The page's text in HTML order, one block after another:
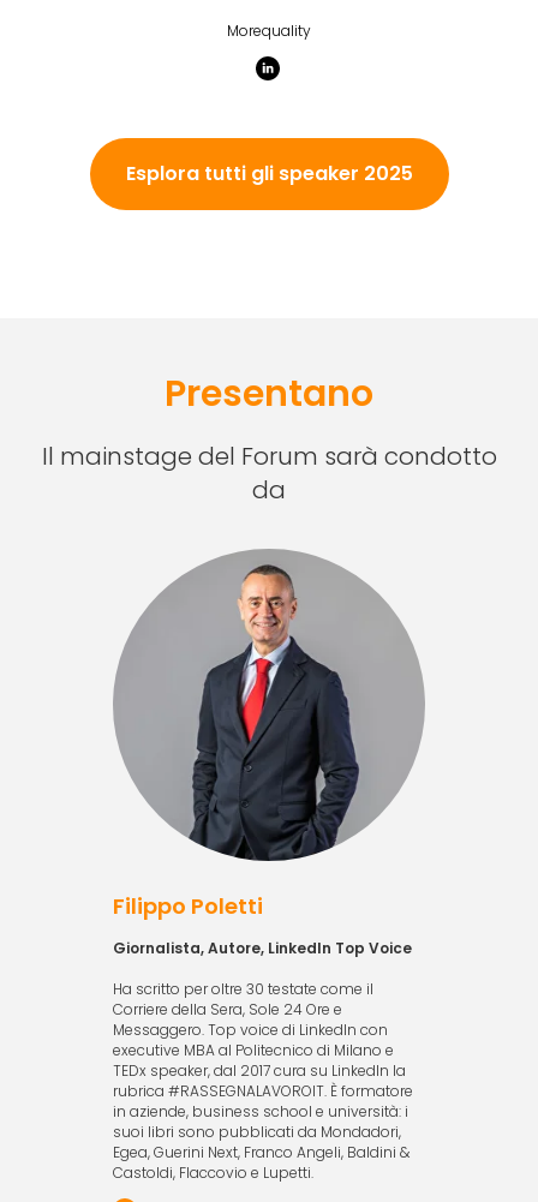
Morequality
Esplora tutti gli speaker 2025
Presentano
Il mainstage del Forum sarà condotto
da
Filippo Poletti
Giornalista, Autore, LinkedIn Top Voice
Ha scritto per oltre 30 testate come il
Corriere della Sera, Sole 24 Ore e
Messaggero. Top voice di LinkedIn con
executive MBA al Politecnico di Milano e
TEDx speaker, dal 2017 cura su LinkedIn la
rubrica #RASSEGNALAVOROIT. È formatore
in aziende, business school e università: i
suoi libri sono pubblicati da Mondadori,
Egea, Guerini Next, Franco Angeli, Baldini &
Castoldi, Flaccovio e Lupetti.